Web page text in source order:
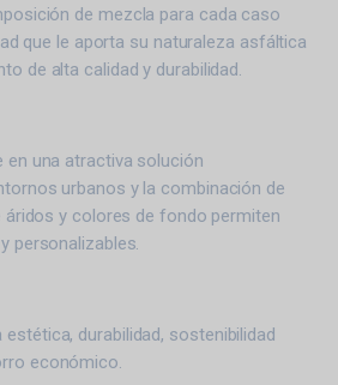
de mezcla para cada caso
que le aporta su naturaleza asfáltica
de alta calidad y durabilidad.
en una atractiva solución
urbanos y la combinación de
y colores de fondo permiten
personalizables.
durabilidad, sostenibilidad
económico.